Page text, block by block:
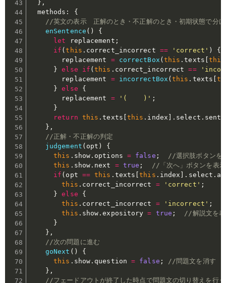
} ,
  methods
:
{
//英文の表示　正解のとき・不正解のとき・初期状態で分
enSentence ( )
{
let replacement ;
if (this . correct_incorrect == 'correct' )
{
        replacement
= correctBox ( this .texts this
}
else if (this . correct_incorrect ==
        replacement
= incorrectBox (this . texts [
}
else
{
        replacement
= '(    )' ;
}
return this .texts this . index . select .
} ,
//正解・不正解の判定
judgement ( opt )
{
this . show . options = false ;
//選択肢ボタンを
this . show . next = true ;
//「次へ」ボタンを表示
if ( opt == this . texts [this . index . select .
this . correct_incorrect = 'correct' ;
}
else
{
this . correct_incorrect = 'incorrect' ;
this . show .expository = true ;
//解説文を
}
} ,
//次の問題に進む
goNext ( )
{
this . show . question = false ;
//問題文を消す
} ,
//フェードアウトが終了した時点で問題文の切り替えを行う